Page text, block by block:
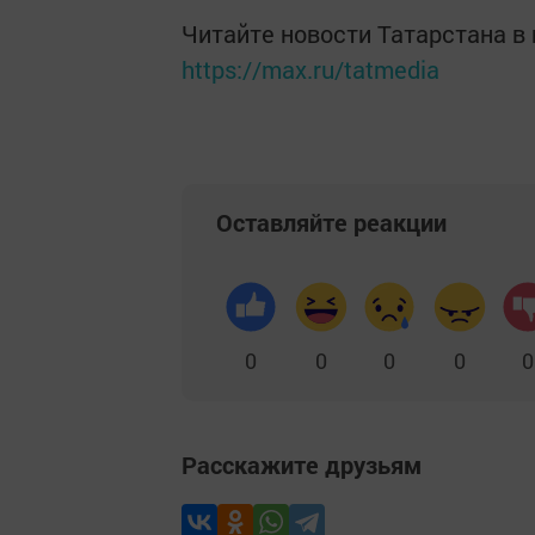
Читайте новости Татарстана
https://max.ru/tatmedia
Оставляйте реакции
0 0 0 0 0
Расскажите друзьям